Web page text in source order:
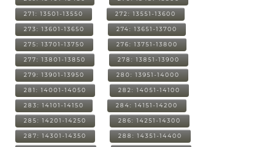
271: 13501-13550 272: 13551-13600
273: 13601-13650 274: 13651-13700
275: 13701-13750 276: 13751-13800
277: 13801-13850 278: 13851-13900
279: 13901-13950 280: 13951-14000
281: 14001-14050 282: 14051-14100
283: 14101-14150 284: 14151-14200
285: 14201-14250 286: 14251-14300
287: 14301-14350 288: 14351-14400